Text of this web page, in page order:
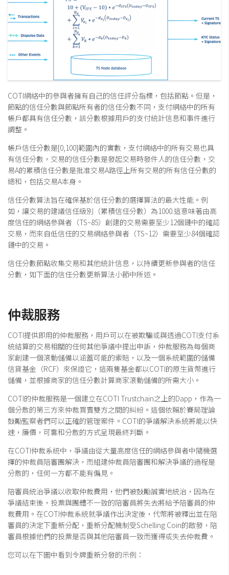
COTI網絡中的參與者擁有自己的信任評分指標，包括節點。但是，
節點的信任分數與節點所有者的信任分數不同，支付網絡中的所有
帳戶都具有信任分數，該分數根據用戶的支付統計信息和事件進行
調整。
帳戶信任分數是[0,100]範圍內的實數，支付網絡中的所有交易也具
有信任分數，交易的信任分數是發起交易時發件人的信任分數，交
易A的累積信任分數是批准交易A路徑上所有交易的所有信任分數的
總和，包括交易A本身。
信任分數算法旨在確保基於信任分數的選擇算法的最大性能。例
如，讓交易的建議信任級別（累積信任分數）為1000.這意味著由高
度信任的網絡參與者（TS~85）創建的交易需要至少12個鏈中的確認
交易，而來自低信任的交易網絡參與者（TS~12）需要至少84個確認
鏈中的交易。
信任分數節點收集交易和其他統計信息，以持續更新參與者的信任
分數，如下面的信任分數更新算法小節中所述。
仲裁服務
COTI提供即用的仲裁服務，用戶可以在被欺騙或與透過COTI支付系
統結算的交易相關的任何其他爭議中提出申訴，仲裁服務為每個商
家創建一個滾動儲備以涵蓋可能的索賠，以及一個系統範圍的儲備
信貸基金（RCF）來保證它，這兩隻基金都以COTI的原生貨幣進行
儲備，並根據商家的信任分數計算商家滾動儲備的所需大小。
COTI的仲裁服務是一個建立在COTI Trustchain之上的Dapp，作為一
個分散的第三方來仲裁買賣雙方之間的糾紛。這個依賴於賽局理論
鼓勵監察者們可以正確的管理案件。COTI的爭議解決系統將能以快
速，廉價，可靠和分散的方式呈現最終判斷。
在COTI仲裁系統中，爭議由從大量高度信任的網絡參與者中隨機選
擇的仲裁員陪審團解決，而組建仲裁員陪審團和解決爭議的過程是
分散的，任何一方都不能有偏見。
陪審員統治爭議以收取仲裁費用，他們被鼓勵誠實地統治，因為在
爭議結束後，投票與團體不一致的陪審員將失去將給予陪審員的仲
裁費用。在COTI仲裁系統就爭議作出決定後，代幣將被釋出並在陪
審員的決定下重新分配，重新分配機制受Schelling Coin的啟發，陪
審員根據他們的投票是否與其他陪審員一致而獲得或失去仲裁費。
您可以在下圖中看到令牌重新分發的示例：